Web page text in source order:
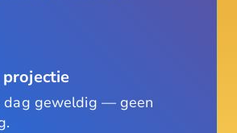
dag geweldig — geen